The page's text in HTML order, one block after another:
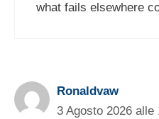
what fails elsewhere
Ronaldvaw
3 Agosto 2026 alle